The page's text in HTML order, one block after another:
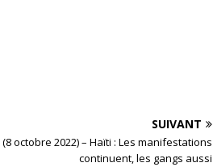
SUIVANT
(8 octobre 2022) – Haïti : Les manifestations
continuent, les gangs aussi